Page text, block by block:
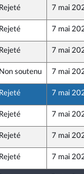
Populaire
Rejeté 7 mai
Rejeté 7 mai
Rejeté 7 mai
Non soutenu 7 mai
Populaire
Rejeté 7 mai
Populaire
Rejeté 7 mai
Populaire
Rejeté 7 mai
Populaire
Rejeté 7 mai